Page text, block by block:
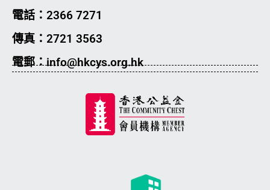
電話：2366 7271
傳真：2721 3563
電郵：info@hkcys.org.hk